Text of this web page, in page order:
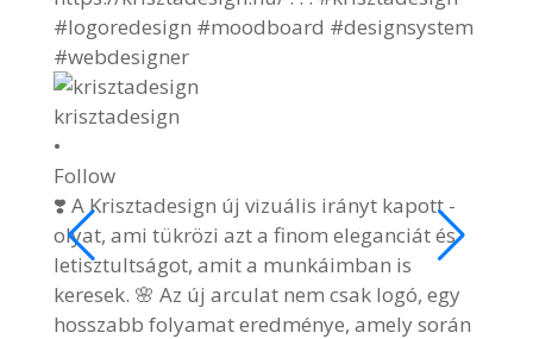
krisztadesign
•
Follow
❣️ A Krisztadesign új vizuális irányt kapott -
olyat, ami tükrözi azt a finom eleganciát és
letisztultságot, amit a munkáimban is
keresek. 🌸 Az új arculat nem csak logó, egy
hosszabb folyamat eredménye, amely során